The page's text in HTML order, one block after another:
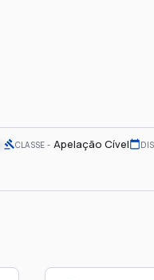
CLASSE Apelação Cível